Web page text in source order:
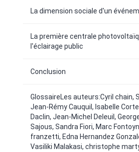
La dimension sociale d'un
La première centrale
l'éclairage public
Conclusion
GlossaireLes auteurs:Cyril chain,
Jean-Rémy Cauquil, Isabelle
Daclin, Jean-Michel Deleuil,
Sajous, Sandra Fiori, Marc
franzetti, Edna Hernandez
Vasiliki Malakasi, christophe